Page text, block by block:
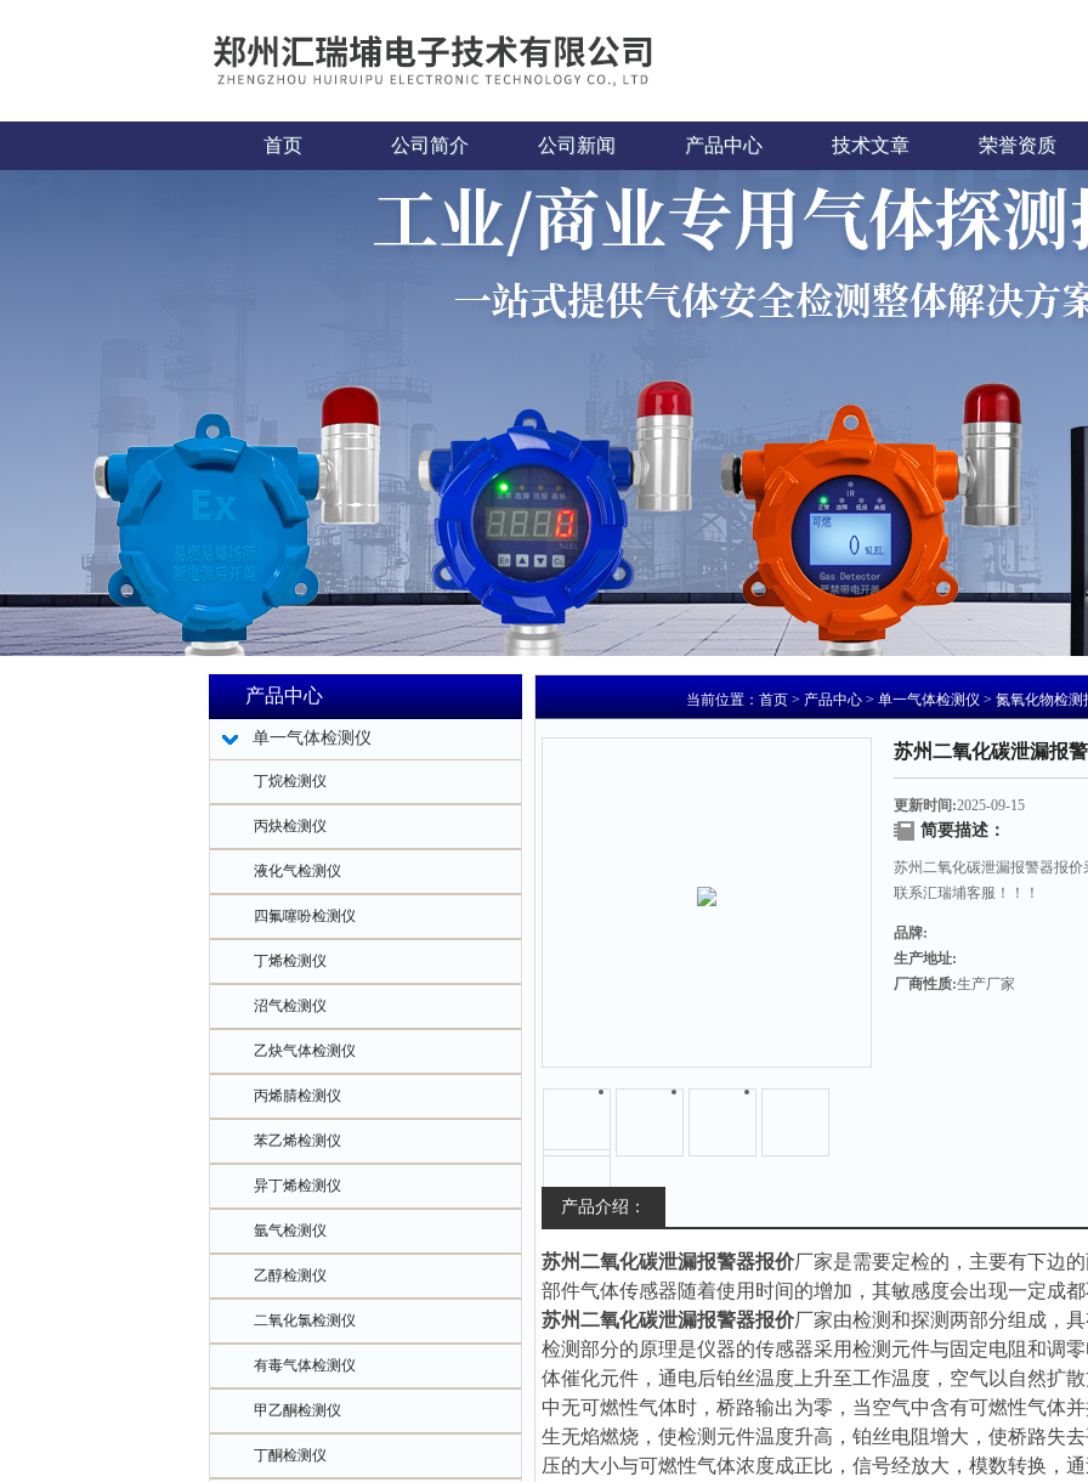
首页 公司简介 公司新闻 产品中心 技术文章 荣誉资质
产品中心
单一气体检测仪
丁烷检测仪
丙炔检测仪
液化气检测仪
四氟噻吩检测仪
丁烯检测仪
沼气检测仪
乙炔气体检测仪
丙烯腈检测仪
苯乙烯检测仪
异丁烯检测仪
氩气检测仪
乙醇检测仪
二氧化氯检测仪
有毒气体检测仪
甲乙酮检测仪
丁酮检测仪
当前位置：首页>产品中心>单一气体检测仪>氮氧化物检测
苏州二氧化碳泄漏报
更新时间:2025-09-15
简要描述：
苏州二氧化碳泄漏报警器报
联系汇瑞埔客服！！！
品牌:
生产地址:
厂商性质:生产厂家
产品介绍：
苏州二氧化碳泄漏报警器报价厂家是需要定检的，主要有下边
部件气体传感器随着使用时间的增加，其敏感度会出现一定成
苏州二氧化碳泄漏报警器报价厂家由检测和探测两部分组成，
检测部分的原理是仪器的传感器采用检测元件与固定电阻和调
体催化元件，通电后铂丝温度上升至工作温度，空气以自然扩
中无可燃性气体时，桥路输出为零，当空气中含有可燃性气体
生无焰燃烧，使检测元件温度升高，铂丝电阻增大，使桥路失
压的大小与可燃性气体浓度成正比，信号经放大，模数转换，